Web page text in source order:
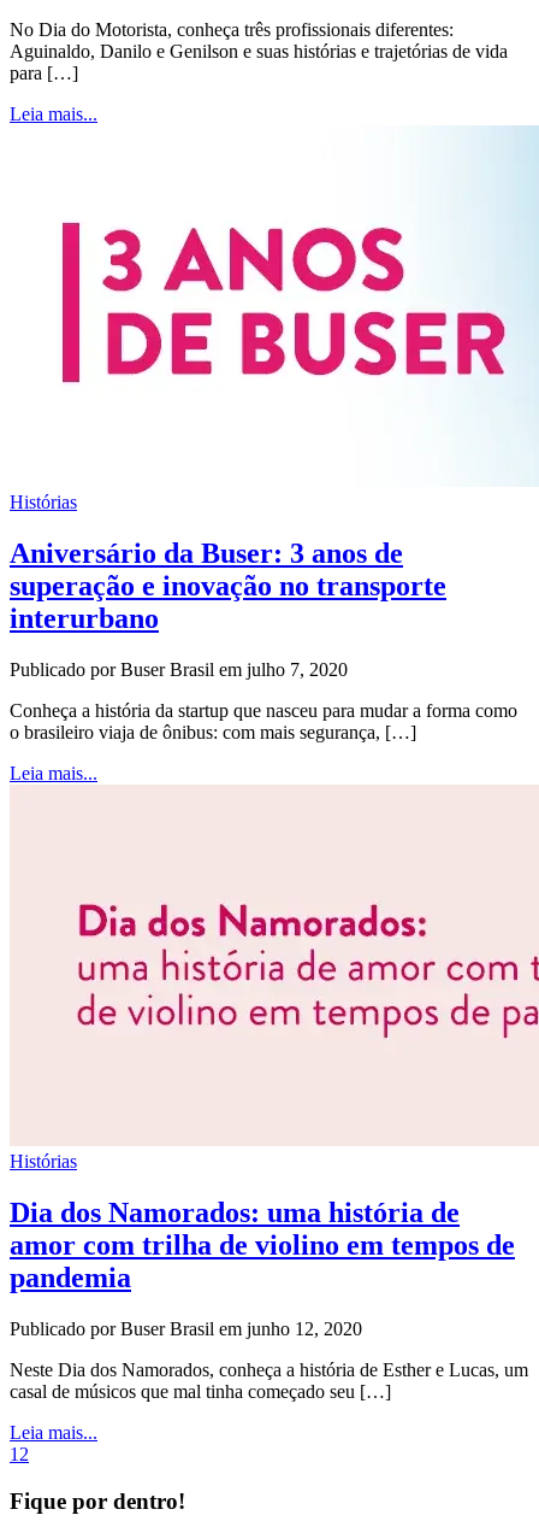
No Dia do Motorista, conheça três profissionais diferentes:
Aguinaldo, Danilo e Genilson e suas histórias e trajetórias de vida
para […]
Leia mais...
Histórias
Aniversário da Buser: 3 anos de
superação e inovação no transporte
interurbano
Publicado por Buser Brasil em julho 7, 2020
Conheça a história da startup que nasceu para mudar a forma como
o brasileiro viaja de ônibus: com mais segurança, […]
Leia mais...
Histórias
Dia dos Namorados: uma história de
amor com trilha de violino em tempos de
pandemia
Publicado por Buser Brasil em junho 12, 2020
Neste Dia dos Namorados, conheça a história de Esther e Lucas, um
casal de músicos que mal tinha começado seu […]
Leia mais...
1 2
Fique por dentro!